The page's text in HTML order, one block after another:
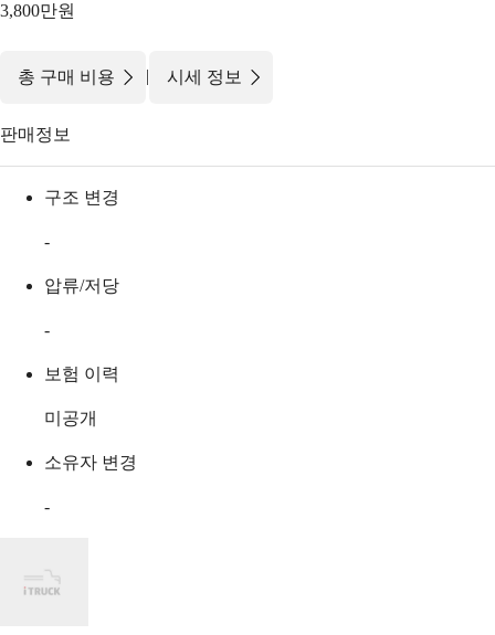
3,800만원
총 구매 비용 | 시세 정보
판매정보
구조 변경
-
압류/저당
-
보험 이력
미공개
소유자 변경
-